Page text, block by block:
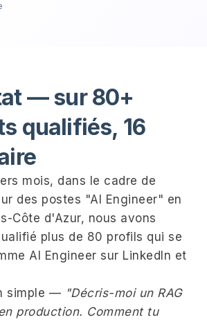
— sur 80+
qualifiés, 16
mois, dans le cadre de
des postes "AI Engineer" en
Côte d'Azur, nous avons
plus de 80 profils qui se
AI Engineer sur LinkedIn et
simple — "Décris-moi un RAG
production. Comment tu